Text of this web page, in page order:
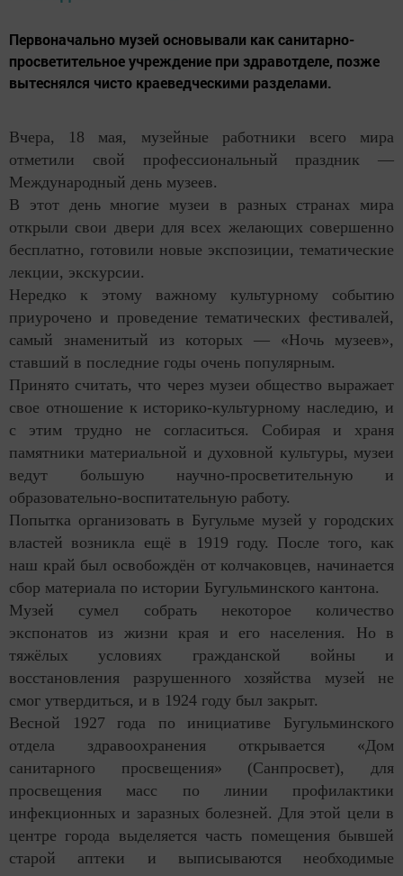
Первоначально музей основывали как санитарно-
просветительное учреждение при здравотделе, позже
вытеснялся чисто краеведческими разделами.
Вчера, 18 мая, музейные работники всего мира
отметили свой профессиональный праздник —
Международный день музеев.
В этот день многие музеи в разных странах мира
открыли свои двери для всех желающих совершенно
бесплатно, готовили новые экспозиции, тематические
лекции, экскурсии.
Нередко к этому важному культурному событию
приурочено и проведение тематических фестивалей,
самый знаменитый из которых — «Ночь музеев»,
ставший в последние годы очень популярным.
Принято считать, что через музеи общество выражает
свое отношение к историко-культурному наследию, и
с этим трудно не согласиться. Собирая и храня
памятники материальной и духовной культуры, музеи
ведут большую научно-просветительную и
образовательно-воспитательную работу.
Попытка организовать в Бугульме музей у городских
властей возникла ещё в 1919 году. После того, как
наш край был освобождён от колчаковцев, начинается
сбор материала по истории Бугульминского кантона.
Музей сумел собрать некоторое количество
экспонатов из жизни края и его населения. Но в
тяжёлых условиях гражданской войны и
восстановления разрушенного хозяйства музей не
смог утвердиться, и в 1924 году был закрыт.
Весной 1927 года по инициативе Бугульминского
отдела здравоохранения открывается «Дом
санитарного просвещения» (Санпросвет), для
просвещения масс по линии профилактики
инфекционных и заразных болезней. Для этой цели в
центре города выделяется часть помещения бывшей
старой аптеки и выписываются необходимые